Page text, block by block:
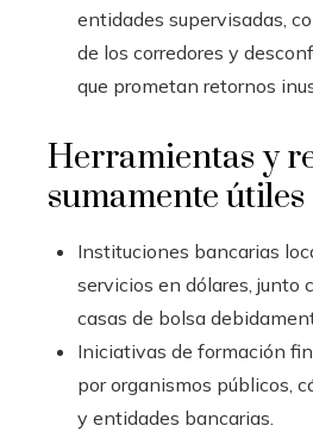
entidades supervisadas,
de los corredores y
que prometan retornos
Herramientas y
sumamente útiles
Instituciones bancarias
servicios en dólares, junto
casas de bolsa
Iniciativas de formación
por organismos públicos,
y entidades bancarias.